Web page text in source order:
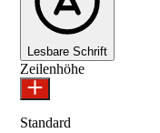
Lesbare Schrift
Zeilenhöhe
Standard